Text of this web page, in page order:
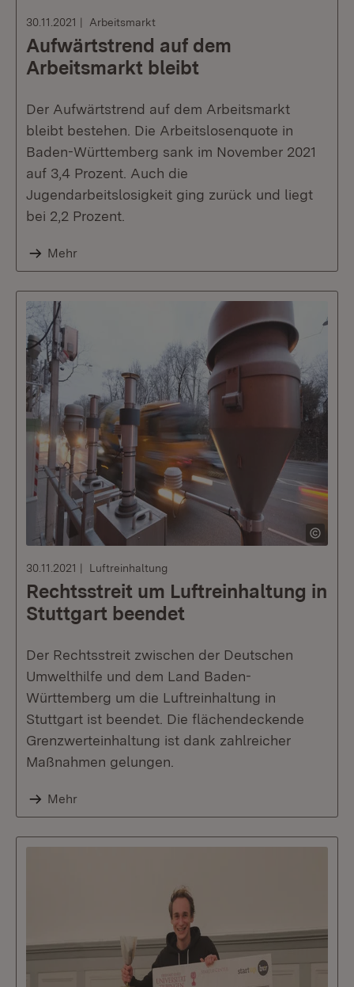
30.11.2021 Arbeitsmarkt
Aufwärtstrend auf dem
Arbeitsmarkt bleibt
Der Aufwärtstrend auf dem Arbeitsmarkt
bleibt bestehen. Die Arbeitslosenquote in
Baden-Württemberg sank im November 2021
auf 3,4 Prozent. Auch die
Jugendarbeitslosigkeit ging zurück und liegt
bei 2,2 Prozent.
Mehr
30.11.2021 Luftreinhaltung
Rechtsstreit um Luftreinhaltung in
Stuttgart beendet
Der Rechtsstreit zwischen der Deutschen
Umwelthilfe und dem Land Baden-
Württemberg um die Luftreinhaltung in
Stuttgart ist beendet. Die flächendeckende
Grenzwerteinhaltung ist dank zahlreicher
Maßnahmen gelungen.
Mehr